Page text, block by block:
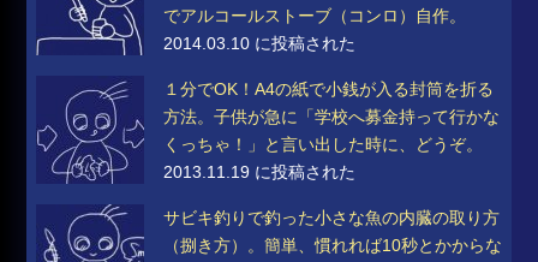
でアルコールストーブ（コンロ）自作。
2014.03.10 に投稿された
１分でOK！A4の紙で小銭が入る封筒を折る
方法。子供が急に「学校へ募金持って行かな
くっちゃ！」と言い出した時に、どうぞ。
2013.11.19 に投稿された
サビキ釣りで釣った小さな魚の内臓の取り方
（捌き方）。簡単、慣れれば10秒とかからな